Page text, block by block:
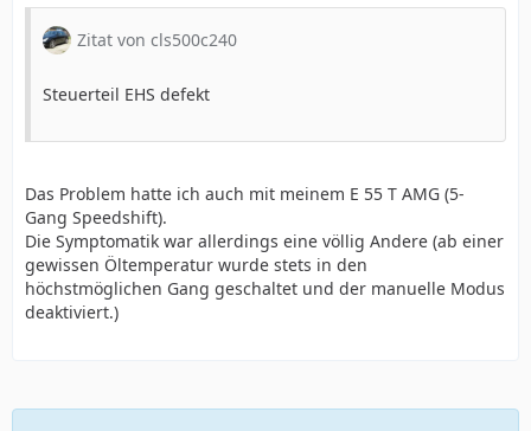
Zitat von cls500c240
Steuerteil EHS defekt
Das Problem hatte ich auch mit meinem E 55 T AMG (5-
Gang Speedshift).
Die Symptomatik war allerdings eine völlig Andere (ab einer
gewissen Öltemperatur wurde stets in den
höchstmöglichen Gang geschaltet und der manuelle Modus
deaktiviert.)